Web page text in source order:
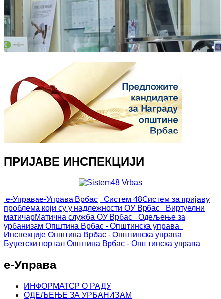
ПРИЈАВЕ ИНСПЕКЦИЈИ
е-Управае-Управа Врбас Систем 48Систем за пријаву
проблема који су у надлежности ОУ Врбас
Виртуелни
матичарМатична служба ОУ Врбас
Одељење за
урбанизам Општина Врбас - Општинска управа
Инспекције Општина Врбас - Општинска управа
Буџетски портал Општина Врбас - Општинска управа
е-Управа
ИНФОРМАТОР О РАДУ
ОДЕЉЕЊЕ ЗА УРБАНИЗАМ